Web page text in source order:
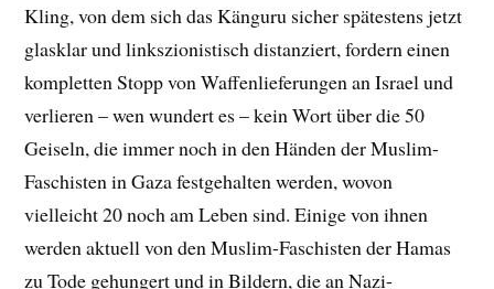
Kling, von dem sich das Känguru sicher spätestens jetzt
glasklar und linkszionistisch distanziert, fordern einen
kompletten Stopp von Waffenlieferungen an Israel und
verlieren – wen wundert es – kein Wort über die 50
Geiseln, die immer noch in den Händen der Muslim-
Faschisten in Gaza festgehalten werden, wovon
vielleicht 20 noch am Leben sind. Einige von ihnen
werden aktuell von den Muslim-Faschisten der Hamas
zu Tode gehungert und in Bildern, die an Nazi-